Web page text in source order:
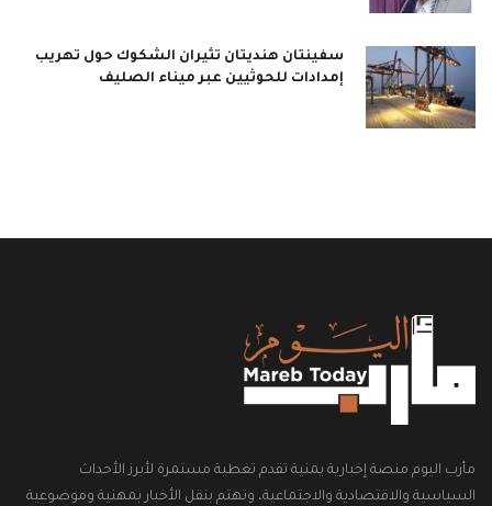
سفينتان هنديتان تثيران الشكوك حول تهريب
إمدادات للحوثيين عبر ميناء الصليف
مأرب اليوم منصة إخبارية يمنية تقدم تغطية مستمرة لأبرز الأحداث
السياسية والاقتصادية والاجتماعية، وتهتم بنقل الأخبار بمهنية وموضوعية